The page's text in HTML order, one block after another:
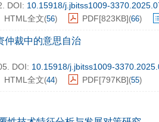
DOI: 10.15918/j.jbitss1009-
HTML全文(56) PDF[823KB](66)
仲裁中的意思自治
DOI: 10.15918/j.jbitss1009-
HTML全文(44) PDF[797KB](55)